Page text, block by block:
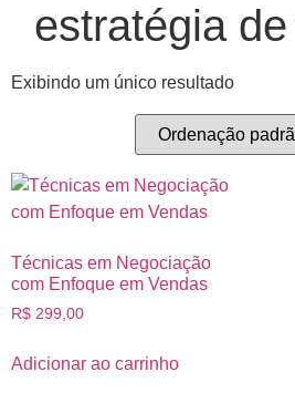
estratégia
Exibindo um único resultado
Técnicas em Negociação
com Enfoque em Vendas
R$ 299,00
Adicionar ao carrinho